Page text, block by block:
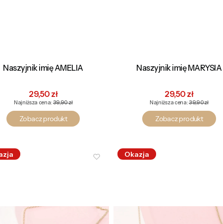
Naszyjnik imię AMELIA
Cena promocyjna
29,50 zł
Najniższa cena: 39,90 zł
Zobacz produkt
Naszyjnik imię MARYSIA
Cena promocyjna
29,50 zł
Najniższa cena:39,90 zł
Zobacz produkt
Okazja